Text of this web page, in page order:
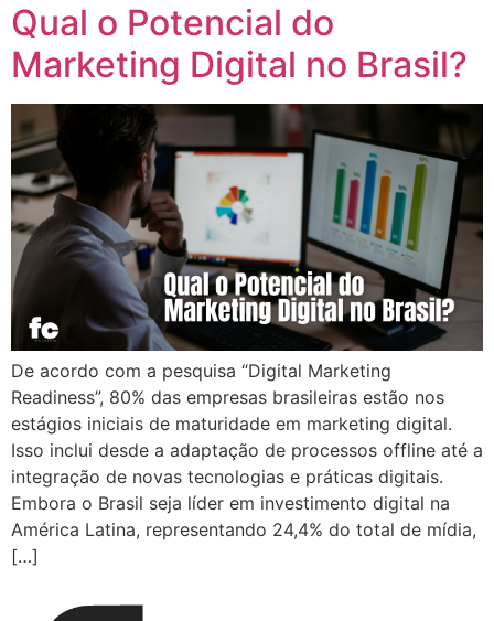
Qual o Potencial do
Marketing Digital no Brasil?
De acordo com a pesquisa “Digital Marketing
Readiness”, 80% das empresas brasileiras estão nos
estágios iniciais de maturidade em marketing digital.
Isso inclui desde a adaptação de processos offline até a
integração de novas tecnologias e práticas digitais.
Embora o Brasil seja líder em investimento digital na
América Latina, representando 24,4% do total de mídia,
[…]